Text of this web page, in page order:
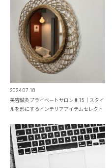
2024.07.18
美容鍼灸プライベートサロン♯15｜スタイ
ルを形にするインテリアアイテムセレクト